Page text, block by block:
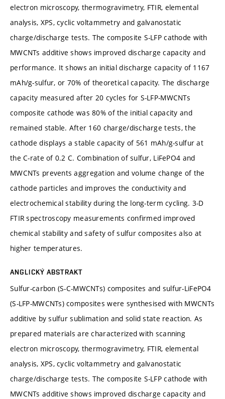
electron microscopy, thermogravimetry, FTIR, elemental
analysis, XPS, cyclic voltammetry and galvanostatic
charge/discharge tests. The composite S-LFP cathode with
MWCNTs additive shows improved discharge capacity and
performance. It shows an initial discharge capacity of 1167
mAh/g-sulfur, or 70% of theoretical capacity. The discharge
capacity measured after 20 cycles for S-LFP-MWCNTs
composite cathode was 80% of the initial capacity and
remained stable. After 160 charge/discharge tests, the
cathode displays a stable capacity of 561 mAh/g-sulfur at
the C-rate of 0.2 C. Combination of sulfur, LiFePO4 and
MWCNTs prevents aggregation and volume change of the
cathode particles and improves the conductivity and
electrochemical stability during the long-term cycling. 3-D
FTIR spectroscopy measurements confirmed improved
chemical stability and safety of sulfur composites also at
higher temperatures.
ANGLICKÝ ABSTRAKT
Sulfur-carbon (S-C-MWCNTs) composites and sulfur-LiFePO4
(S-LFP-MWCNTs) composites were synthesised with MWCNTs
additive by sulfur sublimation and solid state reaction. As
prepared materials are characterized with scanning
electron microscopy, thermogravimetry, FTIR, elemental
analysis, XPS, cyclic voltammetry and galvanostatic
charge/discharge tests. The composite S-LFP cathode with
MWCNTs additive shows improved discharge capacity and